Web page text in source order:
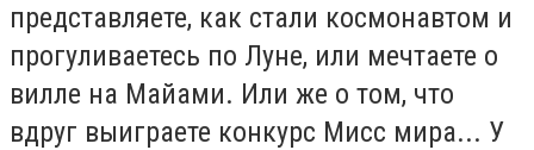
представляете, как стали космонавтом и
прогуливаетесь по Луне, или мечтаете о
вилле на Майами. Или же о том, что
вдруг выиграете конкурс Мисс мира... У